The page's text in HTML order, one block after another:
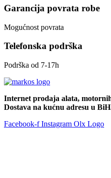
Garancija povrata robe
Mogućnost povrata
Telefonska podrška
Podrška od 7-17h
Internet prodaja alata,
Dostava na kućnu adresu u
Facebook-f Instagram Olx Logo